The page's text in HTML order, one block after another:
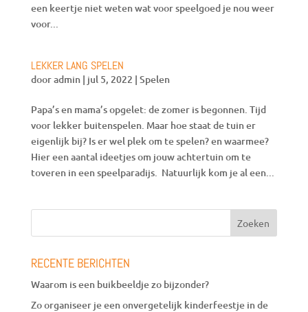
een keertje niet weten wat voor speelgoed je nou weer
voor...
LEKKER LANG SPELEN
dooradmin| jul 5, 2022 | Spelen
Papa’s en mama’s opgelet: de zomer is begonnen. Tijd
voor lekker buitenspelen. Maar hoe staat de tuin er
eigenlijk bij? Is er wel plek om te spelen? en waarmee?
Hier een aantal ideetjes om jouw achtertuin om te
toveren in een speelparadijs. Natuurlijk kom je al een...
RECENTE BERICHTEN
Waarom is een buikbeeldje zo bijzonder?
Zo organiseer je een onvergetelijk kinderfeestje in de